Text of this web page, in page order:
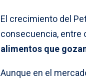
El crecimiento del
consecuencia, entre
alimentos que
Aunque en el